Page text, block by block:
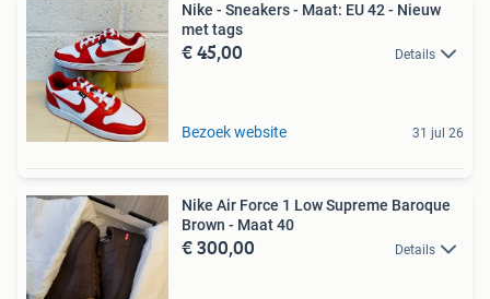
Nike - Sneakers - Maat: EU 42 - Nieuw
met tags
€ 45,00 Details
Bezoek website 31 jul 26
Nike Air Force 1 Low Supreme Baroque
Brown - Maat 40
€ 300,00 Details